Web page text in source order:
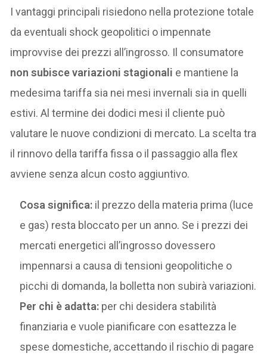
I vantaggi principali risiedono nella protezione totale
da eventuali shock geopolitici o impennate
improvvise dei prezzi all’ingrosso. Il consumatore
non subisce variazioni stagionali e mantiene la
medesima tariffa sia nei mesi invernali sia in quelli
estivi. Al termine dei dodici mesi il cliente può
valutare le nuove condizioni di mercato. La scelta tra
il rinnovo della tariffa fissa o il passaggio alla flex
avviene senza alcun costo aggiuntivo.
Cosa significa: il prezzo della materia prima (luce
e gas) resta bloccato per un anno. Se i prezzi dei
mercati energetici all’ingrosso dovessero
impennarsi a causa di tensioni geopolitiche o
picchi di domanda, la bolletta non subirà variazioni.
Per chi è adatta: per chi desidera stabilità
finanziaria e vuole pianificare con esattezza le
spese domestiche, accettando il rischio di pagare